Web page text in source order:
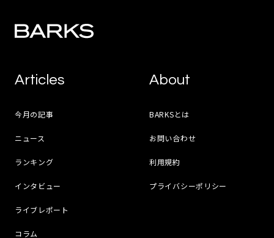
Articles
今月の記事
ニュース
ランキング
インタビュー
ライブレポート
コラム
About
BARKSとは
お問い合わせ
利用規約
プライバシーポリシー